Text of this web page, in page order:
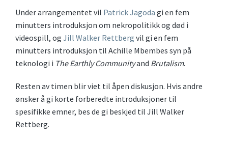
Under arrangementet vil Patrick Jagoda gi en fem
minutters introduksjon om nekropolitikk og død i
videospill, og Jill Walker Rettberg vil gi en fem
minutters introduksjon til Achille Mbembes syn på
teknologi i The Earthly Communityand Brutalism.
Resten av timen blir viet til åpen diskusjon. Hvis andre
ønsker å gi korte forberedte introduksjoner til
spesifikke emner, bes de gi beskjed til Jill Walker
Rettberg.